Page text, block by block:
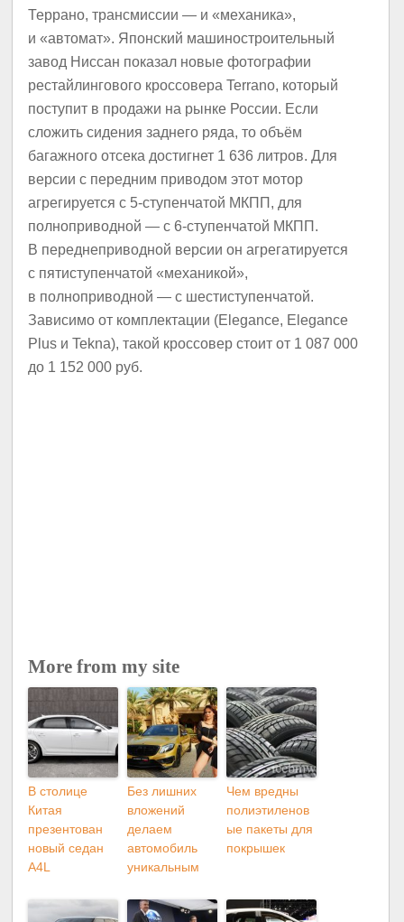
Террано, трансмиссии — и «механика»,
и «автомат». Японский машиностроительный
завод Ниссан показал новые фотографии
рестайлингового кроссовера Terrano, который
поступит в продажи на рынке России. Если
сложить сидения заднего ряда, то объём
багажного отсека достигнет 1 636 литров. Для
версии с передним приводом этот мотор
агрегируется с 5-ступенчатой МКПП, для
полноприводной — с 6-ступенчатой МКПП.
В переднеприводной версии он агрегатируется
с пятиступенчатой «механикой»,
в полноприводной — с шестиступенчатой.
Зависимо от комплектации (Elegance, Elegance
Plus и Tekna), такой кроссовер стоит от 1 087 000
до 1 152 000 руб.
More from my site
В столице
Китая
презентован
новый седан
A4L
Без лишних
вложений
делаем
автомобиль
уникальным
Чем вредны
полиэтиленов
ые пакеты для
покрышек